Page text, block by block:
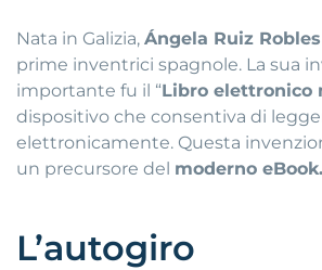
Nata in Galizia, Ángela Ruiz Robles
prime inventrici spagnole. La sua
importante fu il “Libro elettronico
dispositivo che consentiva di
elettronicamente. Questa
un precursore del moderno eBook.
L’autogiro